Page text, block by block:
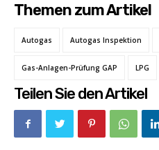
Themen zum Artikel
Autogas Autogas Inspektion
Gas-Anlagen-Prüfung GAP LPG
Teilen Sie den Artikel